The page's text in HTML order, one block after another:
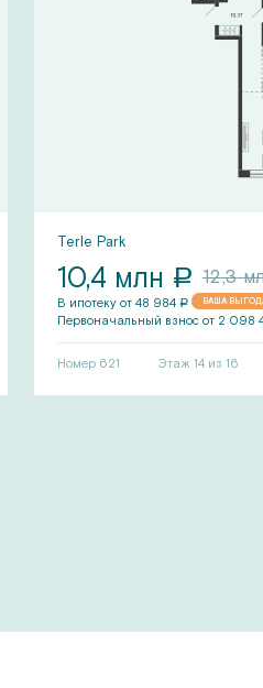
Terle Park
10,4 млн a 12,3
В ипотеку от 48 984 a ВАША
Первоначальный взнос от 2 098
Номер 621 Этаж 14 из 16